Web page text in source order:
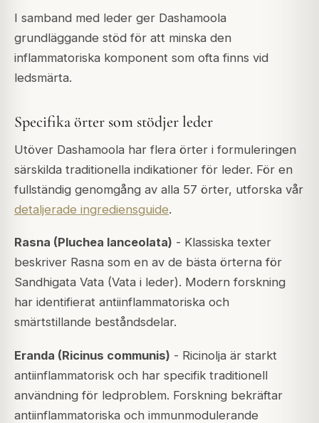
I samband med leder ger Dashamoola
grundläggande stöd för att minska den
inflammatoriska komponent som ofta finns vid
ledsmärta.
Specifika örter som stödjer leder
Utöver Dashamoola har flera örter i formuleringen
särskilda traditionella indikationer för leder. För en
fullständig genomgång av alla 57 örter, utforska vår
detaljerade ingrediensguide.
Rasna (Pluchea lanceolata) - Klassiska texter
beskriver Rasna som en av de bästa örterna för
Sandhigata Vata (Vata i leder). Modern forskning
har identifierat antiinflammatoriska och
smärtstillande beståndsdelar.
Eranda (Ricinus communis) - Ricinolja är starkt
antiinflammatorisk och har specifik traditionell
användning för ledproblem. Forskning bekräftar
antiinflammatoriska och immunmodulerande